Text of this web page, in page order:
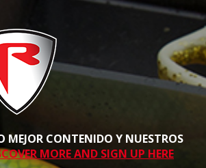
MEJOR CONTENIDO Y NUESTROS
MORE AND SIGN UP HERE